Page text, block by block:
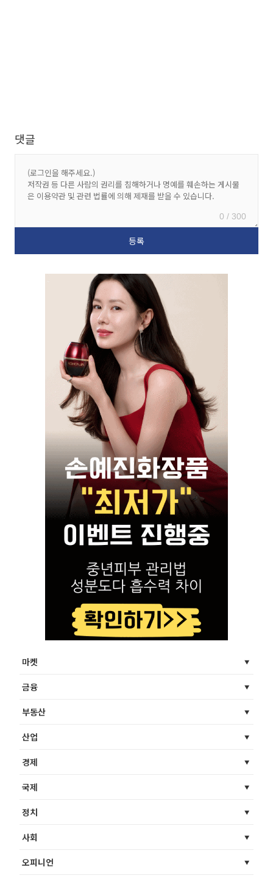
댓글
0 / 300
마켓
금융
부동산
산업
경제
국제
정치
사회
오피니언